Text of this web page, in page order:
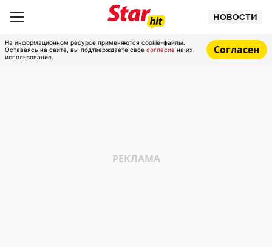
НОВОСТИ
На информационном ресурсе применяются cookie-файлы.
Оставаясь на сайте, вы подтверждаете свое согласие на их
использование.
Согласен